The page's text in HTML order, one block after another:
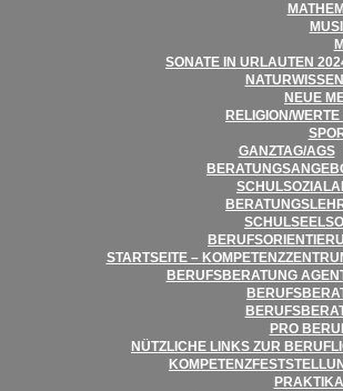
SONATE IN URLAU­TEN
NEUE
RELIGION/​​
GANZTAG/​​AGS
START­SEITE –
BERUFS­BE­RA­TUNG
PRO
NÜTZ­LI­CHE LINKS ZUR
PRAK­TIKA